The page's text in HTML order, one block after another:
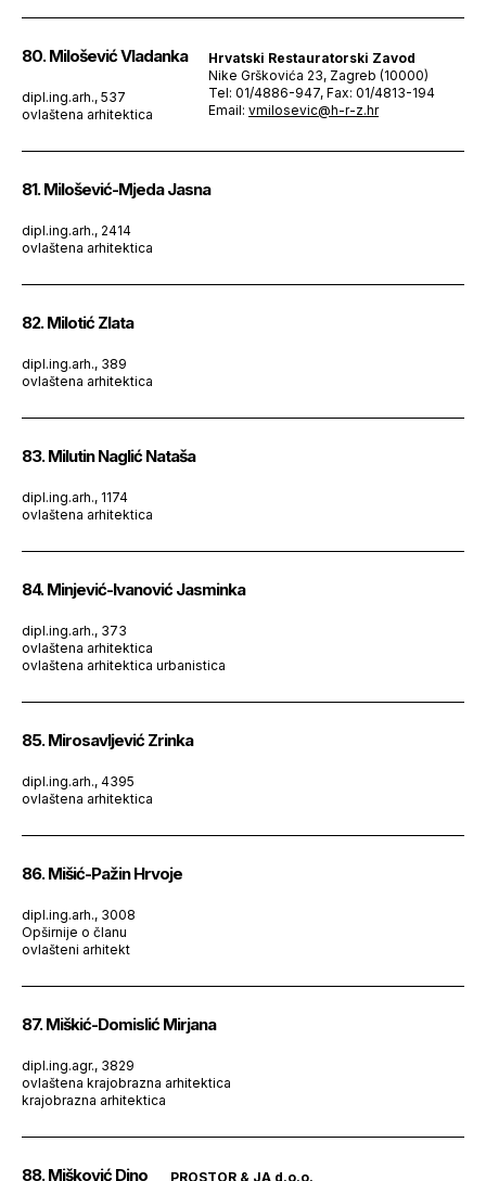
80. Milošević Vladanka
dipl.ing.arh., 537
ovlaštena arhitektica
Hrvatski Restauratorski Zavod
Nike Grškovića 23, Zagreb (10000)
Tel: 01/4886-947, Fax: 01/4813-194
Email: vmilosevic@h-r-z.hr
81. Milošević-Mjeda Jasna
dipl.ing.arh., 2414
ovlaštena arhitektica
82. Milotić Zlata
dipl.ing.arh., 389
ovlaštena arhitektica
83. Milutin Naglić Nataša
dipl.ing.arh., 1174
ovlaštena arhitektica
84. Minjević-Ivanović Jasminka
dipl.ing.arh., 373
ovlaštena arhitektica
ovlaštena arhitektica urbanistica
85. Mirosavljević Zrinka
dipl.ing.arh., 4395
ovlaštena arhitektica
86. Mišić-Pažin Hrvoje
dipl.ing.arh., 3008
Opširnije o članu
ovlašteni arhitekt
87. Miškić-Domislić Mirjana
dipl.ing.agr., 3829
ovlaštena krajobrazna arhitektica
krajobrazna arhitektica
88. Mišković Dino PROSTOR & JA d.o.o.